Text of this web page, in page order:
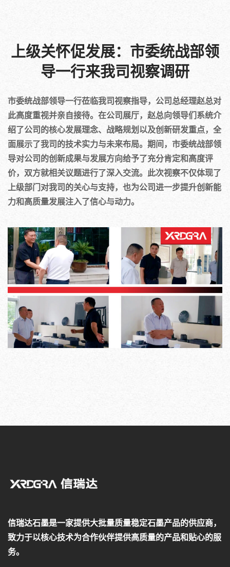
上级关怀促发展：市委统战部领
导一行来我司视察调研
市委统战部领导一行莅临我司视察指导，公司总经理赵总对
此高度重视并亲自接待。在公司展厅，赵总向领导们系统介
绍了公司的核心发展理念、战略规划以及创新研发重点，全
面展示了我司的技术实力与未来布局。期间，市委统战部领
导对公司的创新成果与发展方向给予了充分肯定和高度评
价，双方就相关议题进行了深入交流。此次视察不仅体现了
上级部门对我司的关心与支持，也为公司进一步提升创新能
力和高质量发展注入了信心与动力。
信瑞达石墨是一家提供大批量质量稳定石墨产品的供应商，
致力于以核心技术为合作伙伴提供高质量的产品和贴心的服
务。